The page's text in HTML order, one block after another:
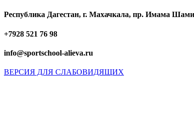
Республика Дагестан, г. Махачкала, пр. Имама
+7928 521 76 98
info@sportschool-alieva.ru
ВЕРСИЯ ДЛЯ СЛАБОВИДЯЩИХ